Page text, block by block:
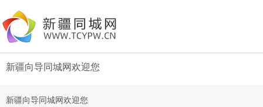
新疆向导同城网欢迎您
新疆向导同城网欢迎您